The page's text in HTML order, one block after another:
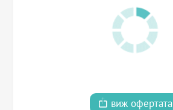
виж офертата